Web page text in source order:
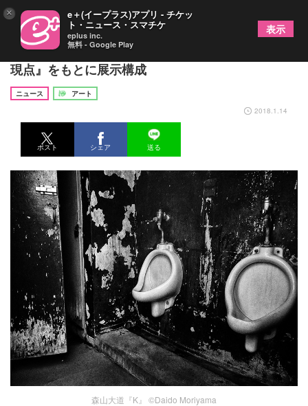
森山大道展『景』で最新作紹介 エッセイ『原点と
現点』をもとに展示構成
ニュース
アート
2018.1.14
ポスト シェア 送る
森山大道『K』 ©Daido Moriyama
× e＋(イープラス)アプリ - チケッ
ト・ニュース・スマチケ
eplus inc.
無料 - Google Play
表示